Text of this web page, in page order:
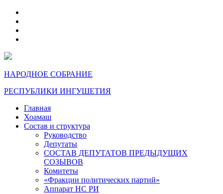
НАРОДНОЕ СОБРАНИЕ
РЕСПУБЛИКИ ИНГУШЕТИЯ
Главная
Хоамаш
Состав и структура
Руководство
Депутаты
СОСТАВ ДЕПУТАТОВ ПРЕДЫДУЩИХ
СОЗЫВОВ
Комитеты
«Фракции политических партий»
Аппарат НС РИ